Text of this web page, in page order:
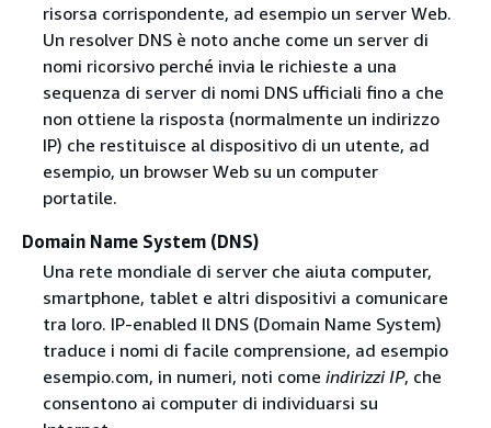
risorsa corrispondente, ad esempio un server Web.
Un resolver DNS è noto anche come un server di
nomi ricorsivo perché invia le richieste a una
sequenza di server di nomi DNS ufficiali fino a che
non ottiene la risposta (normalmente un indirizzo
IP) che restituisce al dispositivo di un utente, ad
esempio, un browser Web su un computer
portatile.
Domain Name System (DNS)
Una rete mondiale di server che aiuta computer,
smartphone, tablet e altri dispositivi a comunicare
tra loro. IP-enabled Il DNS (Domain Name System)
traduce i nomi di facile comprensione, ad esempio
esempio.com, in numeri, noti come indirizzi IP, che
consentono ai computer di individuarsi su